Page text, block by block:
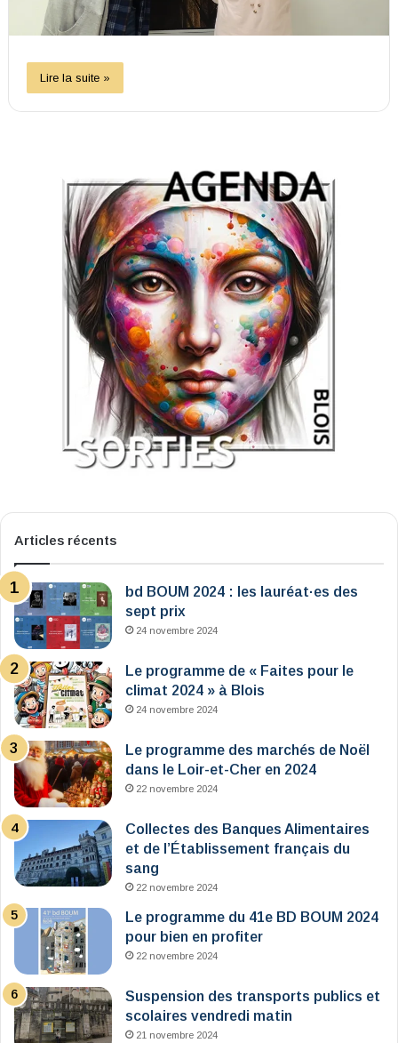
Lire la suite »
Articles récents
bd BOUM 2024 : les lauréat·es des
sept prix
24 novembre 2024
Le programme de « Faites pour le
climat 2024 » à Blois
24 novembre 2024
Le programme des marchés de Noël
dans le Loir-et-Cher en 2024
22 novembre 2024
Collectes des Banques Alimentaires
et de l’Établissement français du
sang
22 novembre 2024
Le programme du 41e BD BOUM 2024
pour bien en profiter
22 novembre 2024
Suspension des transports publics et
scolaires vendredi matin
21 novembre 2024